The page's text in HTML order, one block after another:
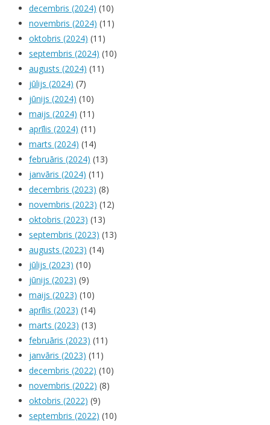
decembris (2024) (10)
novembris (2024) (11)
oktobris (2024) (11)
septembris (2024) (10)
augusts (2024) (11)
jūlijs (2024) (7)
jūnijs (2024) (10)
maijs (2024) (11)
aprīlis (2024) (11)
marts (2024) (14)
februāris (2024) (13)
janvāris (2024) (11)
decembris (2023) (8)
novembris (2023) (12)
oktobris (2023) (13)
septembris (2023) (13)
augusts (2023) (14)
jūlijs (2023) (10)
jūnijs (2023) (9)
maijs (2023) (10)
aprīlis (2023) (14)
marts (2023) (13)
februāris (2023) (11)
janvāris (2023) (11)
decembris (2022) (10)
novembris (2022) (8)
oktobris (2022) (9)
septembris (2022) (10)